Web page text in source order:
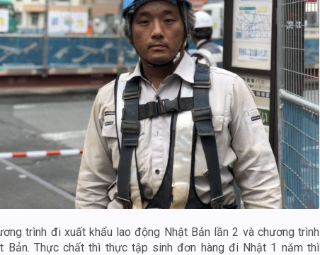
trình đi xuất khẩu lao động Nhật Bản lần 2 và chương trình
Bản. Thực chất thì thực tập sinh đơn hàng đi Nhật 1 năm thì